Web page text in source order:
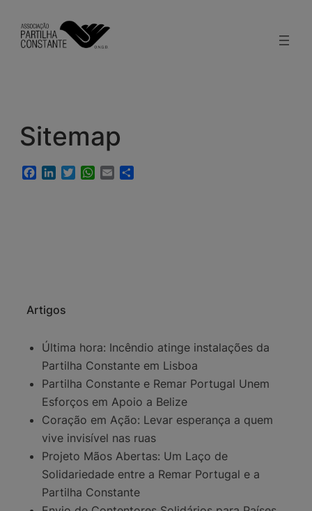
Sitemap
Facebook
LinkedInTwitterWhatsApp
Email
Artigos
Última hora: Incêndio atinge instalações da
Partilha Constante em Lisboa
Partilha Constante e Remar Portugal Unem
Esforços em Apoio a Belize
Coração em Ação: Levar esperança a quem
vive invisível nas ruas
Projeto Mãos Abertas: Um Laço de
Solidariedade entre a Remar Portugal e a
Partilha Constante